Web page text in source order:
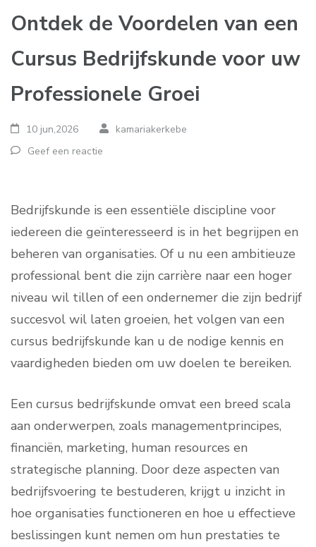
Ontdek de Voordelen van een
Cursus Bedrijfskunde voor uw
Professionele Groei
10 jun,2026
kamariakerkebe
Geef een reactie
Bedrijfskunde is een essentiële discipline voor
iedereen die geïnteresseerd is in het begrijpen en
beheren van organisaties. Of u nu een ambitieuze
professional bent die zijn carrière naar een hoger
niveau wil tillen of een ondernemer die zijn bedrijf
succesvol wil laten groeien, het volgen van een
cursus bedrijfskunde kan u de nodige kennis en
vaardigheden bieden om uw doelen te bereiken.
Een cursus bedrijfskunde omvat een breed scala
aan onderwerpen, zoals managementprincipes,
financiën, marketing, human resources en
strategische planning. Door deze aspecten van
bedrijfsvoering te bestuderen, krijgt u inzicht in
hoe organisaties functioneren en hoe u effectieve
beslissingen kunt nemen om hun prestaties te